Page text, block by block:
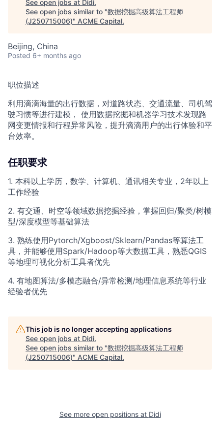
See open jobs at Didi.
See open jobs similar to "数据挖掘高级算法工程师
(J250715006)" ACME Capital.
Beijing, China
Posted 6+ months ago
职位描述
利用滴滴海量的出行数据，对道路状态、交通流量、司机驾
驶习惯等进行建模， 使用数据挖掘和机器学习技术发现路
网变更情报和行程异常风险，提升滴滴用户的出行体验和平
台效率。
任职要求
1. 本科以上学历，数学、计算机、通讯相关专业，2年以上
工作经验
2. 有交通、时空等领域数据挖掘经验，掌握回归/聚类/树模
型/深度模型等基础算法
3. 熟练使用Pytorch/Xgboost/Sklearn/Pandas等算法工
具，并能够使用Spark/Hadoop等大数据工具，熟悉QGIS
等地理可视化分析工具者优先
4. 有地图算法/多模态融合/异常检测/地理信息系统等行业
经验者优先
This job is no longer accepting applications
See open jobs at Didi.
See open jobs similar to "数据挖掘高级算法工程师
(J250715006)" ACME Capital.
See more open positions at Didi